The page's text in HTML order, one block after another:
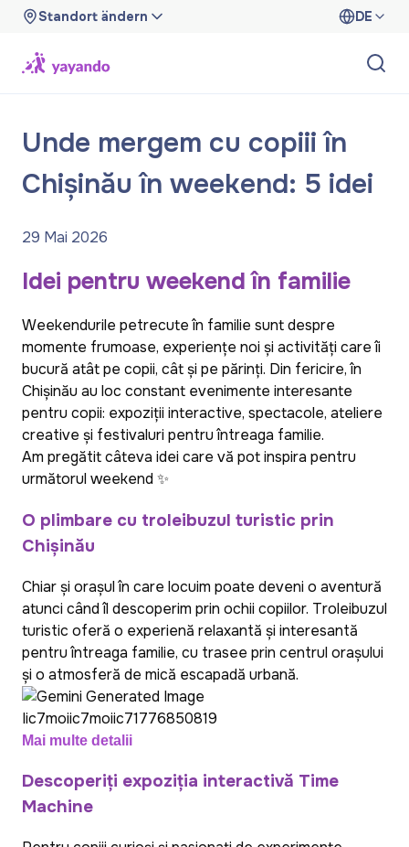
Standort ändern DE
Unde mergem cu copiii în
Chișinău în weekend: 5 idei
29 Mai 2026
Idei pentru weekend în familie
Weekendurile petrecute în familie sunt despre
momente frumoase, experiențe noi și activități care îi
bucură atât pe copii, cât și pe părinți. Din fericire, în
Chișinău au loc constant evenimente interesante
pentru copii: expoziții interactive, spectacole, ateliere
creative și festivaluri pentru întreaga familie.
Am pregătit câteva idei care vă pot inspira pentru
următorul weekend ✨
O plimbare cu troleibuzul turistic prin
Chișinău
Chiar și orașul în care locuim poate deveni o aventură
atunci când îl descoperim prin ochii copiilor. Troleibuzul
turistic oferă o experiență relaxantă și interesantă
pentru întreaga familie, cu trasee prin centrul orașului
și o atmosferă de mică escapadă urbană.
Mai multe detalii
Descoperiți expoziția interactivă Time
Machine